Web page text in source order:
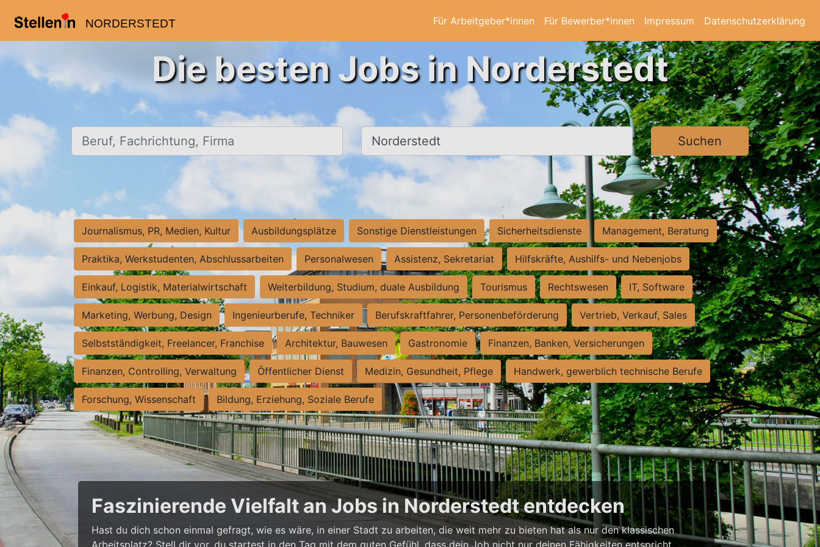
NORDERSTEDT Für Arbeitgeber*innen Für Bewerber*innen Impressum Datenschutzerklärung
Die besten Jobs in Norderstedt
Beruf, Fachrichtung, Firma Ort, Stadt Suchen
Journalismus, PR, Medien, Kultur Ausbildungsplätze Sonstige Dienstleistungen Sicherheitsdienste Management, Beratung
Praktika, Werkstudenten, Abschlussarbeiten Personalwesen Assistenz, Sekretariat Hilfskräfte, Aushilfs- und Nebenjobs
Einkauf, Logistik, Materialwirtschaft Weiterbildung, Studium, duale Ausbildung Tourismus Rechtswesen IT, Software
Marketing, Werbung, Design Ingenieurberufe, Techniker Berufskraftfahrer, Personenbeförderung Vertrieb, Verkauf, Sales
Selbstständigkeit, Freelancer, Franchise Architektur, Bauwesen Gastronomie Finanzen, Banken, Versicherungen
Finanzen, Controlling, Verwaltung Öffentlicher Dienst Medizin, Gesundheit, Pflege Handwerk, gewerblich technische Berufe
Forschung, Wissenschaft Bildung, Erziehung, Soziale Berufe
Faszinierende Vielfalt an Jobs in Norderstedt entdecken
Hast du dich schon einmal gefragt, wie es wäre, in einer Stadt zu arbeiten, die weit mehr zu bieten hat als nur den klassischen